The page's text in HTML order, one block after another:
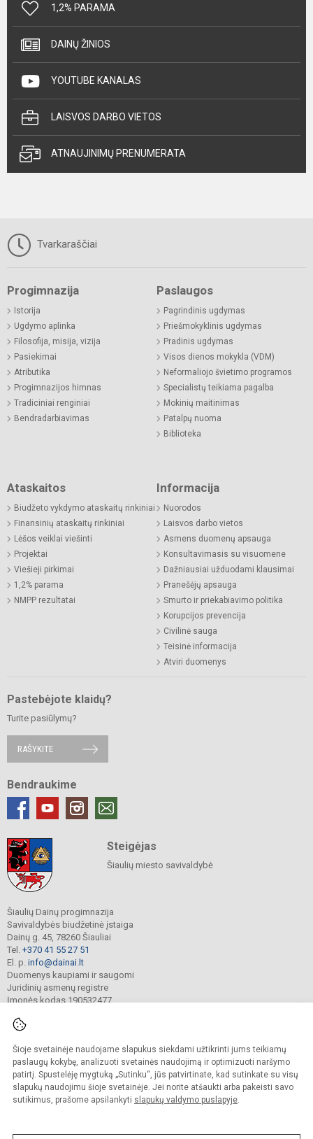
Šioje svetainėje naudojame slapukus siekdami užtikrinti jums teikiamų
paslaugų kokybę, analizuoti svetainės naudojimą ir optimizuoti naršymo
patirtį. Spustelėję mygtuką „Sutinku“, jūs patvirtinate, kad sutinkate su visų
slapukų naudojimu šioje svetainėje. Jei norite atšaukti arba pakeisti savo
sutikimus, prašome apsilankyti slapukų valdymo puslapyje.
1,2% PARAMA
DAINŲ ŽINIOS
YOUTUBE KANALAS
LAISVOS DARBO VIETOS
ATNAUJINIMŲ PRENUMERATA
Tvarkaraščiai
Progimnazija
Istorija
Ugdymo aplinka
Filosofija, misija, vizija
Pasiekimai
Atributika
Progimnazijos himnas
Tradiciniai renginiai
Bendradarbiavimas
Paslaugos
Pagrindinis ugdymas
Priešmokyklinis ugdymas
Pradinis ugdymas
Visos dienos mokykla (VDM)
Neformaliojo švietimo programos
Specialistų teikiama pagalba
Mokinių maitinimas
Patalpų nuoma
Biblioteka
Ataskaitos
Biudžeto vykdymo ataskaitų rinkiniai
Finansinių ataskaitų rinkiniai
Lėšos veiklai viešinti
Projektai
Viešieji pirkimai
1,2% parama
NMPP rezultatai
Informacija
Nuorodos
Laisvos darbo vietos
Asmens duomenų apsauga
Konsultavimasis su visuomene
Dažniausiai užduodami klausimai
Pranešėjų apsauga
Smurto ir priekabiavimo politika
Korupcijos prevencija
Civilinė sauga
Teisinė informacija
Atviri duomenys
Pastebėjote klaidų?
Turite pasiūlymų?
RAŠYKITE
Bendraukime
Steigėjas
Šiaulių miesto savivaldybė
Šiaulių Dainų progimnazija
Savivaldybės biudžetinė įstaiga
Dainų g. 45, 78260 Šiauliai
Tel. +370 41 55 27 51
El. p. info@dainai.lt
Duomenys kaupiami ir saugomi
Juridinių asmenų registre
Įmonės kodas 190532477
© 2023. Šiaulių Dainų progimnazija. Visos teisės saugomos.
Kopijuoti turinį be raštiško gimnazijos sutikimo griežtai draudžiama.
Prieinamumo paraiška Slapukų politika
Sumanus būdas atnaujinti